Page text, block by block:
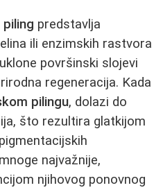
piling predstavlja
ili enzimskih rastvora
površinski slojevi
regeneracija. Kada
pilingu, dolazi do
što rezultira glatkijom
najvažnije,
njihovog ponovnog